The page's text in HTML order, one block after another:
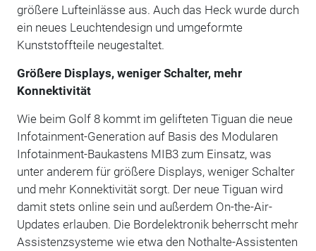
größere Lufteinlässe aus. Auch das Heck wurde durch
ein neues Leuchtendesign und umgeformte
Kunststoffteile neugestaltet.
Größere Displays, weniger Schalter, mehr
Konnektivität
Wie beim Golf 8 kommt im gelifteten Tiguan die neue
Infotainment-Generation auf Basis des Modularen
Infotainment-Baukastens MIB3 zum Einsatz, was
unter anderem für größere Displays, weniger Schalter
und mehr Konnektivität sorgt. Der neue Tiguan wird
damit stets online sein und außerdem On-the-Air-
Updates erlauben. Die Bordelektronik beherrscht mehr
Assistenzsysteme wie etwa den Nothalte-Assistenten